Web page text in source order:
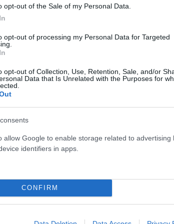
opt-out of the Sale of my Personal Data.
opt-out of processing my Personal Data for Targeted
opt-out of Collection, Use, Retention, Sale, and/or
Data that Is Unrelated with the Purposes for
allow Google to enable storage related to advertising
identifiers in apps.
CONFIRM
ότι το θέμα της SpaceX
Ηνωμενων Πολιτειών Ντόναλντ Τραμπ".
La Repubblica, η οποία ανέφερε ως
σε διαπραγμάτευση με την
υπηρεσιών του τομέα
κρυπτογραφημένο σύστημα
υπηρεσίες της κυβέρνησης, τις
direct-to-cell, οι οποίες
όλο αυτό σχέδιο συνεργασίας
συνάντηση της Τζόρτζια Μελόνι με
Υπηρεσιών Ασφαλείας Ελιζαμπέτα
Τα κόμματα της αντιπολίτευσης